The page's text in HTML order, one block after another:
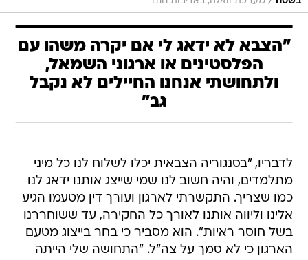
"הצבא לא ידאג לי אם יקרה משהו עם
הפלסטינים או ארגוני השמאל,
ולתחושתי אנחנו החיילים לא נקבל
גב"
לדבריו, "בסנגוריה הצבאית יכלו לשלוח לנו כל מיני
מתלמדים, והיה חשוב לנו שמי שייצג אותנו ידאג לנו
כמו שצריך. התקשרתי לארגון ועורך דין מטעמו הגיע
אלינו וליווה אותנו לאורך כל החקירה, עד ששוחררנו
בשל חוסר ראיות". הוא מסביר כי בחר בייצוג מטעם
הארגון כי לא סמך על צה"ל. "התחושה שלי הייתה